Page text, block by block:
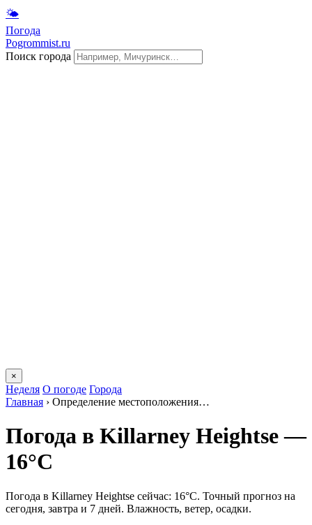
🌤
Погода
Pogrommist.ru
Поиск города
×
Неделя О погоде Города
Главная › Определение местоположения…
Погода в Killarney Heightsе —
16°C
Погода в Killarney Heightsе сейчас: 16°C. Точный прогноз на
сегодня, завтра и 7 дней. Влажность, ветер, осадки.